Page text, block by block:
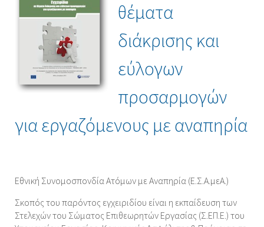
θέματα
διάκρισης και
εύλογων
προσαρμογών
για εργαζόμενους με αναπηρία
Εθνική Συνομοσπονδία Ατόμων με Αναπηρία (Ε.Σ.Α.μεΑ.)
Σκοπός του παρόντος εγχειριδίου είναι η εκπαίδευση των
Στελεχών του Σώματος Επιθεωρητών Εργασίας (Σ.ΕΠ.Ε.) του